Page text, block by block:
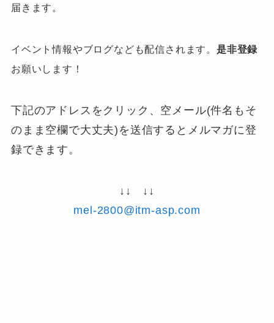
届きます。
イベント情報やブログなども配信されます。是非登録
お願いします！
下記のアドレスをクリック、空メール(件名もそ
のまま空欄で大丈夫)を送信するとメルマガに登
録できます。
↓↓ ↓↓
mel-2800@itm-asp.com